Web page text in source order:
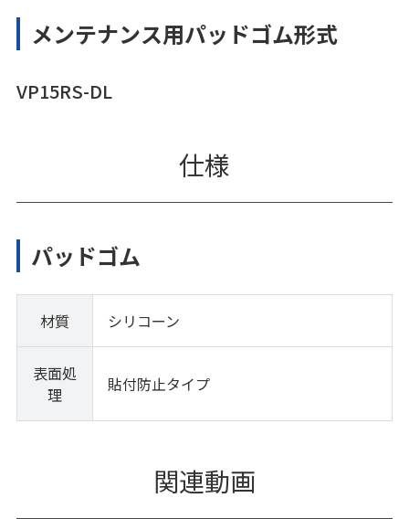
メンテナンス用パッドゴム形式
VP15RS-DL
仕様
パッドゴム
材質 シリコーン
表面処
理
貼付防止タイプ
関連動画